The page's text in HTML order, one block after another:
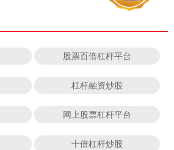
股票百倍杠杆平台
杠杆融资炒股
网上股票杠杆平台
十倍杠杆炒股